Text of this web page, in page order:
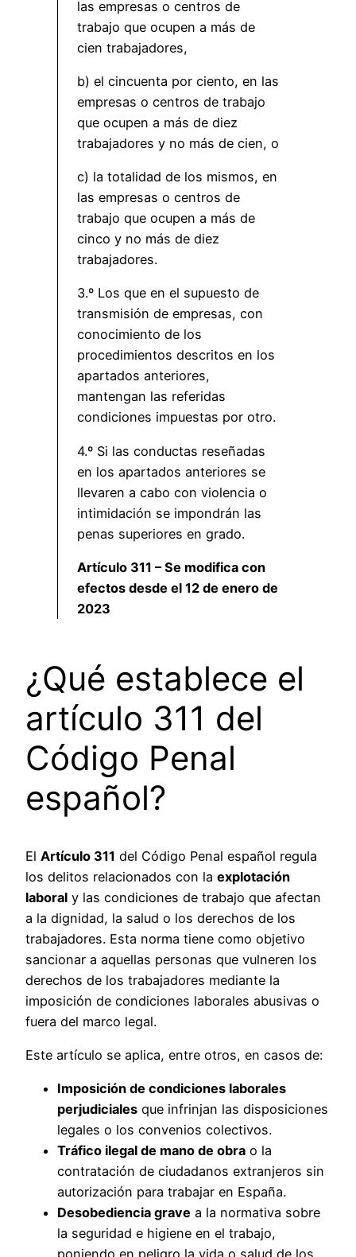
las empresas o centros de
trabajo que ocupen a más de
cien trabajadores,
b) el cincuenta por ciento, en las
empresas o centros de trabajo
que ocupen a más de diez
trabajadores y no más de cien, o
c) la totalidad de los mismos, en
las empresas o centros de
trabajo que ocupen a más de
cinco y no más de diez
trabajadores.
3.º Los que en el supuesto de
transmisión de empresas, con
conocimiento de los
procedimientos descritos en los
apartados anteriores,
mantengan las referidas
condiciones impuestas por otro.
4.º Si las conductas reseñadas
en los apartados anteriores se
llevaren a cabo con violencia o
intimidación se impondrán las
penas superiores en grado.
Artículo 311 – Se modifica con
efectos desde el 12 de enero de
2023
¿Qué establece el
artículo 311 del
Código Penal
español?
El Artículo 311 del Código Penal español regula
los delitos relacionados con la explotación
laboral y las condiciones de trabajo que afectan
a la dignidad, la salud o los derechos de los
trabajadores. Esta norma tiene como objetivo
sancionar a aquellas personas que vulneren los
derechos de los trabajadores mediante la
imposición de condiciones laborales abusivas o
fuera del marco legal.
Este artículo se aplica, entre otros, en casos de:
Imposición de condiciones laborales
perjudiciales que infrinjan las disposiciones
legales o los convenios colectivos.
Tráfico ilegal de mano de obra o la
contratación de ciudadanos extranjeros sin
autorización para trabajar en España.
Desobediencia grave a la normativa sobre
la seguridad e higiene en el trabajo,